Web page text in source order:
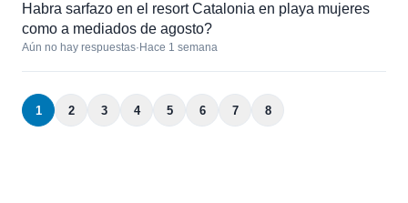
Habra sarfazo en el resort Catalonia en playa mujeres
como a mediados de agosto?
Aún no hay respuestas· Hace 1 semana
1 2 3 4 5 6 7 8